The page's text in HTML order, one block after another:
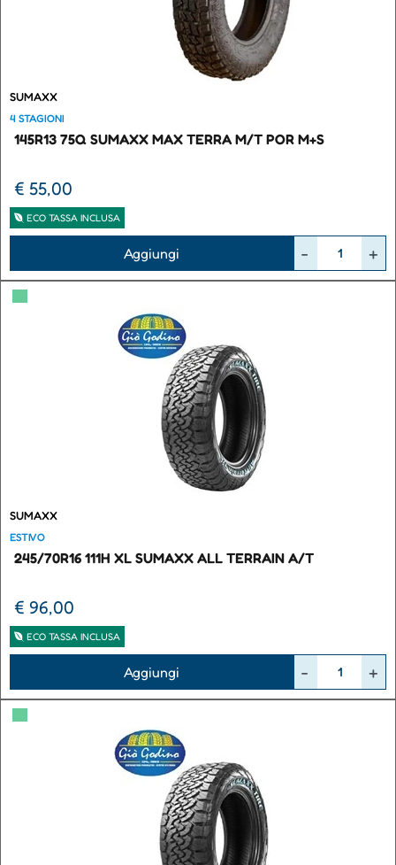
SUMAXX
4 STAGIONI
145R13 75Q SUMAXX MAX TERRA M/T POR M+S
€ 55,00
ECO TASSA INCLUSA
Aggiungi
▀
SUMAXX
ESTIVO
245/70R16 111H XL SUMAXX ALL TERRAIN A/T
€ 96,00
ECO TASSA INCLUSA
Aggiungi
▀